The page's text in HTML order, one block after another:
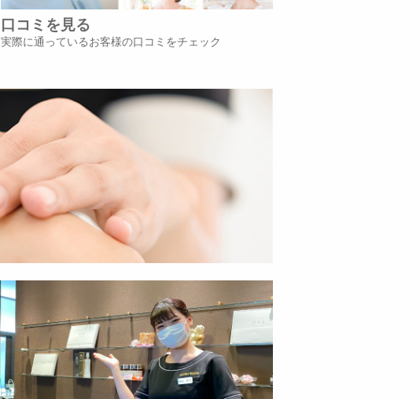
口コミを見る
実際に通っているお客様の口コミをチェック